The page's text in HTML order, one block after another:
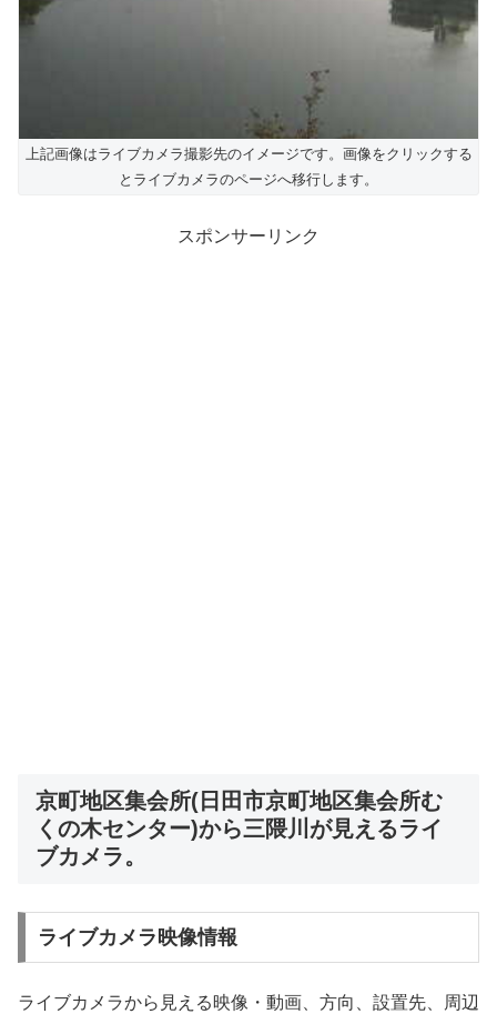
上記画像はライブカメラ撮影先のイメージです。画像をクリックする
とライブカメラのページへ移行します。
スポンサーリンク
京町地区集会所(日田市京町地区集会所む
くの木センター)から三隈川が見えるライ
ブカメラ。
ライブカメラ映像情報
ライブカメラから見える映像・動画、方向、設置先、周辺